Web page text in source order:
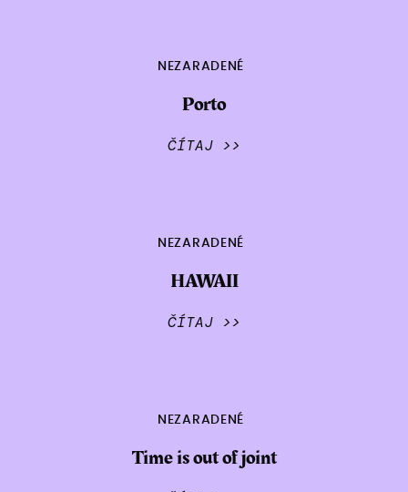
NEZARADENÉ
Porto
ČÍTAJ >>
NEZARADENÉ
HAWAII
ČÍTAJ >>
NEZARADENÉ
Time is out of joint